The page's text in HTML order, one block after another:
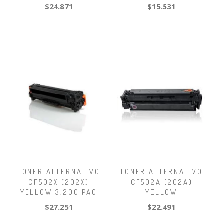
$24.871 $15.531
TONER ALTERNATIVO
CF502X (202X)
YELLOW 3.200 PAG
$27.251
TONER ALTERNATIVO
CF502A (202A)
YELLOW
$22.491